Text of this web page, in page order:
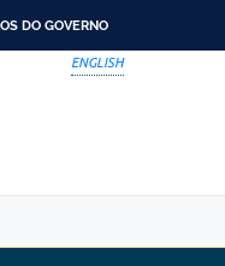
DO GOVERNO
ENGLISH